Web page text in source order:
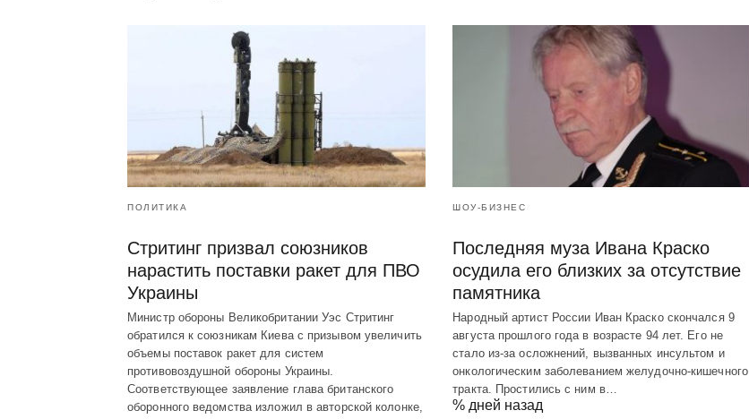
ПОЛИТИКА
Стритинг призвал союзников
нарастить поставки ракет для ПВО
Украины
Министр обороны Великобритании Уэс Стритинг
обратился к союзникам Киева с призывом увеличить
объемы поставок ракет для систем
противовоздушной обороны Украины.
Соответствующее заявление глава британского
оборонного ведомства изложил в авторской колонке,
ШОУ-БИЗНЕС
Последняя муза Ивана Краско
осудила его близких за отсутствие
памятника
Народный артист России Иван Краско скончался 9
августа прошлого года в возрасте 94 лет. Его не
стало из-за осложнений, вызванных инсультом и
онкологическим заболеванием желудочно-кишечного
тракта. Простились с ним в…
% дней назад